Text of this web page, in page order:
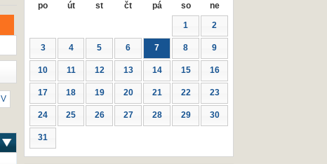
V
po út st čt pá so ne
1 2
3 4 5 6 7 8 9
10 11 12 13 14 15 16
17 18 19 20 21 22 23
24 25 26 27 28 29 30
31